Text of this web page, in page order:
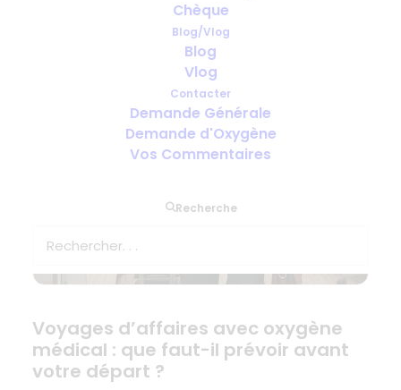
Chèque
Blog/Vlog
Blog
Vlog
Contacter
Demande Générale
Demande d'Oxygène
Vos Commentaires
Recherche
Voyages d’affaires avec oxygène
médical : que faut-il prévoir avant
votre départ ?